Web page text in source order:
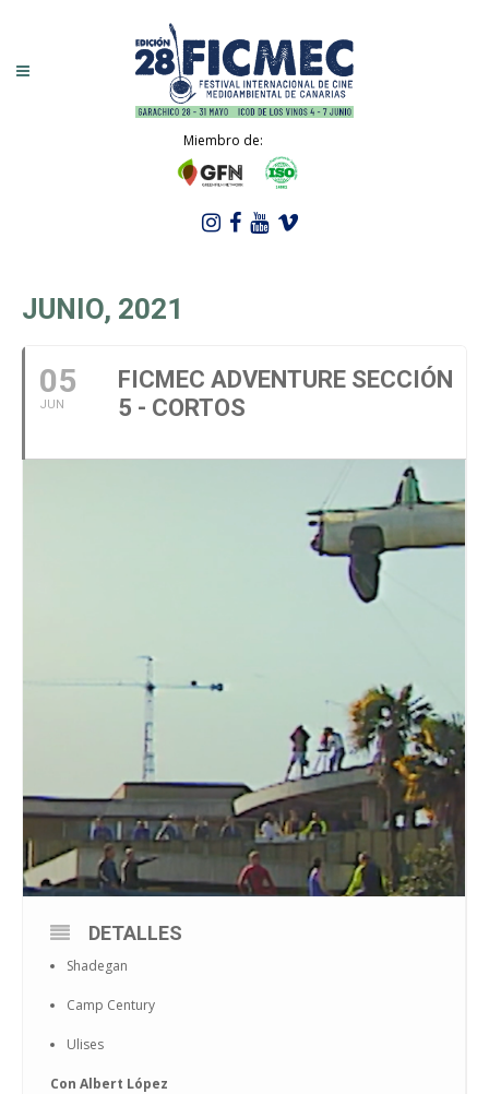
Miembro de:
JUNIO, 2021
05
JUN
FICMEC ADVENTURE SECCIÓN
5 - CORTOS
DETALLES
Shadegan
Camp Century
Ulises
Con Albert López